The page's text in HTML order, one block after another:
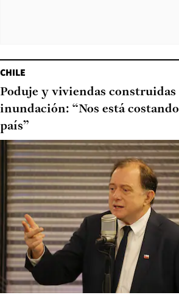
CHILE
Poduje y viviendas construidas
inundación: “Nos está
país”